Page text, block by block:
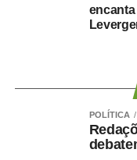
Durante a
Candidatos a
A Carequinha
POLÍTICA